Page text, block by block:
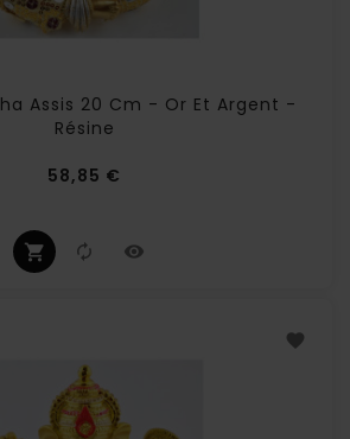
Assis 20 Cm - Or Et Argent -
Résine
58,85 €